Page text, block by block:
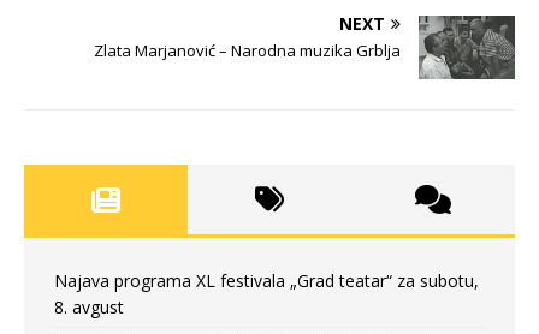
NEXT
Zlata Marjanović – Narodna muzika Grblja
Najava programa XL festivala „Grad teatar“ za subotu,
8. avgust